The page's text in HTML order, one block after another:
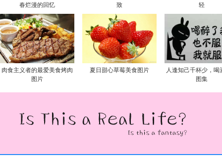
春烂漫的回忆
致
轻
肉食主义者的最爱美食烤肉
图片
夏日甜心草莓美食图片
人逢知己千杯少，喝
图集